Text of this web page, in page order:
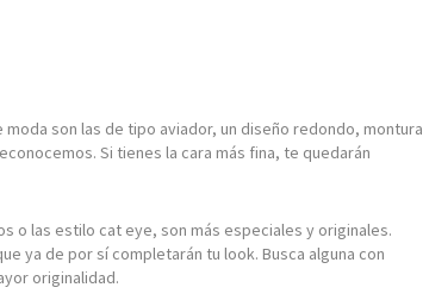
son las de tipo aviador, un diseño redondo, montura
Si tienes la cara más fina, te quedarán
o las estilo cat eye, son más especiales y originales.
ya de por sí completarán tu look. Busca alguna con
originalidad.